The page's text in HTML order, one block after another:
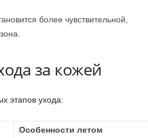
более чувствительной,
за кожей
этапов ухода:
Особенности летом